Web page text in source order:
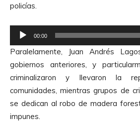
policías.
e
p
r
o
d
u
c
00:00
Paralelamente, Juan Andrés
gobiernos anteriores, y
criminalizaron y llevaron la
comunidades, mientras grupos de
se dedican al robo de madera
impunes.